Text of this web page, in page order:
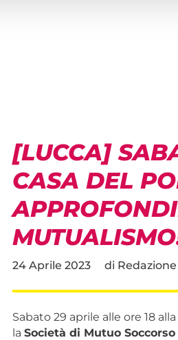
[LUCCA]
CASA DEL
24 Aprile 2023 di Redazione
Sabato 29 aprile alle ore 18 alla
la Società di Mutuo Soccorso